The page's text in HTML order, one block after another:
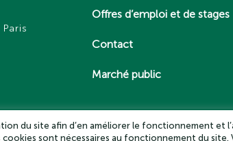
Offres d’emploi et de stages
Contact
Marché public
du site afin d’en améliorer le fonctionnement et
sont nécessaires au fonctionnement du site.